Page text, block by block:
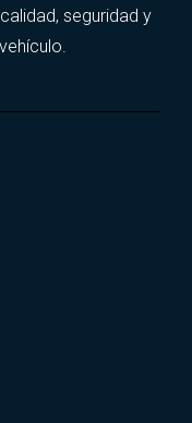
seguridad y